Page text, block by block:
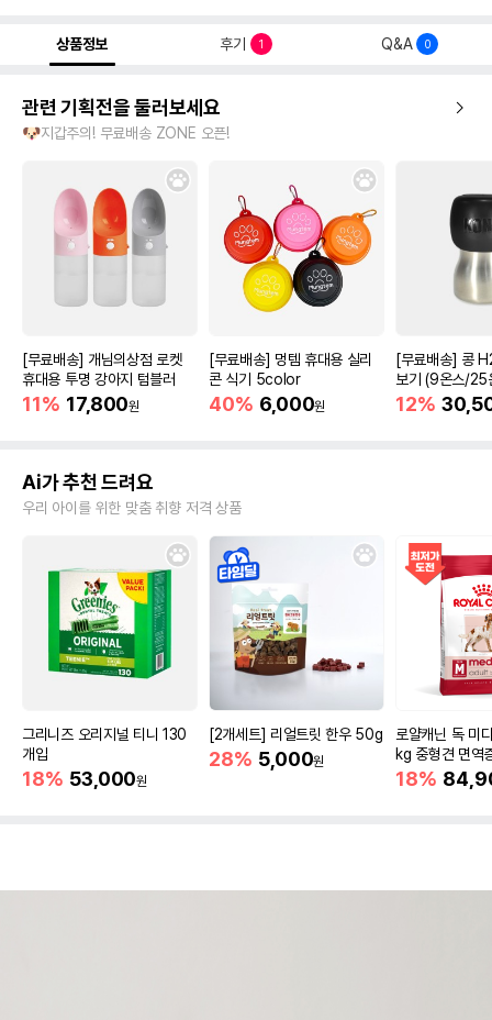
상품정보 후기 1 Q&A 0
관련 기획전을 둘러보세요
🐶지갑주의! 무료배송 ZONE 오픈!
[무료배송] 개님의상점 로켓
휴대용 투명 강아지 텀블러
11% 17,800원
[무료배송] 멍템 휴대용 실리
콘 식기 5color
40% 6,000원
[무료배송] 콩
보기 (9온스/25
12%
Ai가 추천 드려요
우리 아이를 위한 맞춤 취향 저격 상품
그리니즈 오리지널 티니 130
개입
18% 53,000원
[2개세트] 리얼트릿 한우 50g
28% 5,000원
로얄캐닌 독 미
kg 중형견 면역
18%